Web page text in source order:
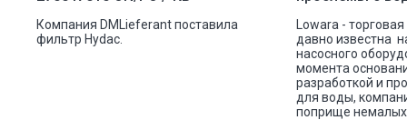
Компания DMLieferant поставила
фильтр Hydac.
Lowara -
давно известна
насосного
момента
разработкой и
для воды,
поприще немалых